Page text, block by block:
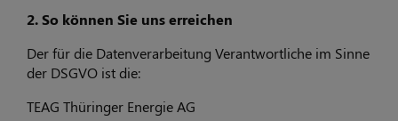
2. So können Sie uns erreichen
Der für die Datenverarbeitung Verantwortliche im Sinne
der DSGVO ist die:
TEAG Thüringer Energie AG